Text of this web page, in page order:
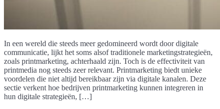
In een wereld die steeds meer gedomineerd wordt door digitale
communicatie, lijkt het soms alsof traditionele marketingstrategieën,
zoals printmarketing, achterhaald zijn. Toch is de effectiviteit van
printmedia nog steeds zeer relevant. Printmarketing biedt unieke
voordelen die niet altijd bereikbaar zijn via digitale kanalen. Deze
sectie verkent hoe bedrijven printmarketing kunnen integreren in
hun digitale strategieën, […]